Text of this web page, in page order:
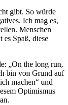
gibt. So würde
Ich mag es,
Menschen
es Spaß, diese
„On the long run,
bin von Grund auf
machen“ und
Optimismus